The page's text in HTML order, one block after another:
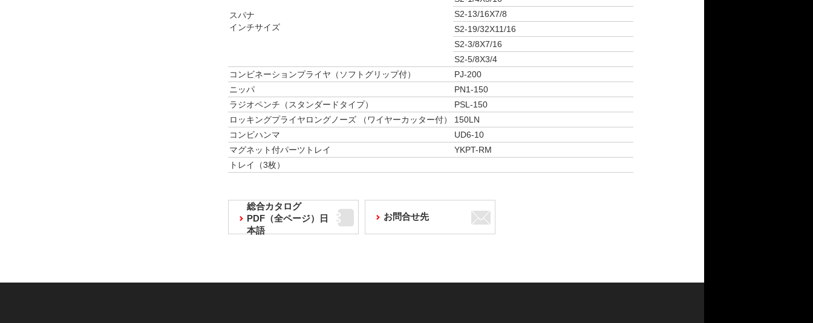
スパナ
インチサイズ
S2-13/16X7/8
S2-19/32X11/16
S2-3/8X7/16
S2-5/8X3/4
コンビネーションプライヤ（ソフトグリップ付）
PJ-200
ニッパ
PN1-150
ラジオペンチ（スタンダードタイプ）
PSL-150
ロッキングプライヤロングノーズ （ワイヤーカッター付）
150LN
コンビハンマ
UD6-10
マグネット付パーツトレイ
YKPT-RM
トレイ（3枚）
総合カタログ
PDF（全ページ）日
本語
お問合せ先